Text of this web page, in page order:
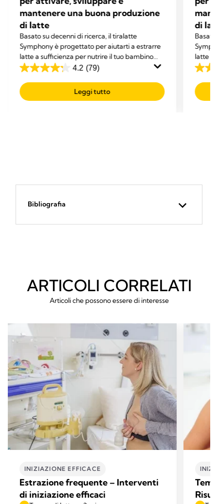
mantenere una buona produzione
di latte
Basato su decenni di ricerca, il tiralatte
Symphony è progettato per aiutarti a estrarre
latte a sufficienza per nutrire il tuo bambino
esclusivamente con latte umano.
4.2 (79)
4.2
su
5
Leggi tutto
di
latte a
4.2
su
5
Bibliografia
ARTICOLI CORRELATI
Articoli che possono essere di interesse
INIZIAZIONE EFFICACE
Estrazione frequente – Interventi
di iniziazione efficaci